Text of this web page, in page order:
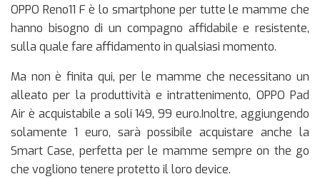
OPPO Reno11 F è lo smartphone per tutte le mamme che
hanno bisogno di un compagno affidabile e resistente,
sulla quale fare affidamento in qualsiasi momento.
Ma non è finita qui, per le mamme che necessitano un
alleato per la produttività e intrattenimento, OPPO Pad
Air è acquistabile a soli 149, 99 euro.Inoltre, aggiungendo
solamente 1 euro, sarà possibile acquistare anche la
Smart Case, perfetta per le mamme sempre on the go
che vogliono tenere protetto il loro device.